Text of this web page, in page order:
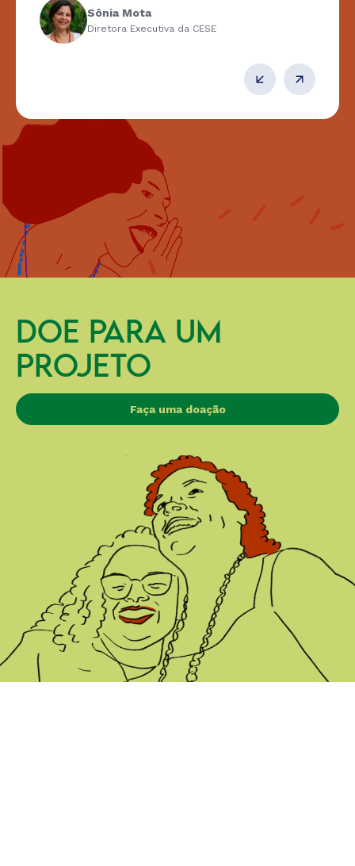
Sônia Mota
Diretora Executiva da CESE
DOE PARA UM
PROJETO
Faça uma doação